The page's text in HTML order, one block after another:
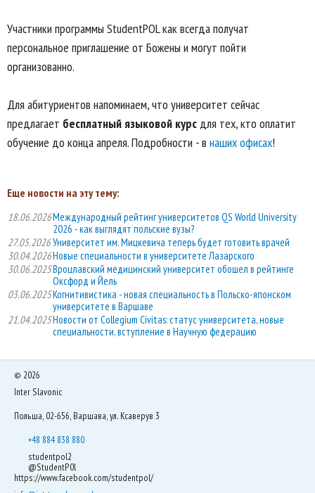
Участники программы StudentPOL как всегда получат
персональное приглашение от Божены и могут пойти
организованно.
Для абитуриентов напоминаем, что университет сейчас
предлагает бесплатный языковой курс для тех, кто оплатит
обучение до конца апреля. Подробности - в наших офисах!
Еще новости на эту тему:
18.06.2026Международный рейтинг университетов QS World University
2026 - как выглядят польские вузы?
27.05.2026Университет им. Мицкевича теперь будет готовить врачей
30.04.2026Новые специальности в университете Лазарского
30.06.2025Вроцлавский медицинский университет обошел в рейтинге
Оксфорд и Йель
03.06.2025Когнитивистика - новая специальность в Польско-японском
университете в Варшаве
21.04.2025Новости от Collegium Civitas: статус университета, новые
специальности, вступление в Научную федерацию
© 2026
Inter Slavonic
Польша, 02-656, Варшава, ул. Ксаверув 3
+48 884 838 880
studentpol2
@StudentP0l
https://www.facebook.com/studentpol/